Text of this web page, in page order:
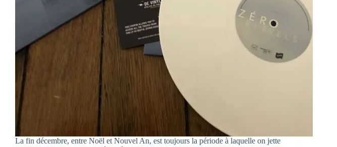
La fin décembre, entre Noël et Nouvel An, est toujours la période à laquelle on jette